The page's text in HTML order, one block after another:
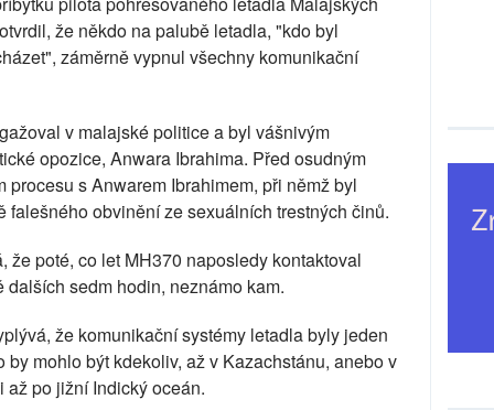
že někdo na palubě letadla, "kdo byl
záměrně vypnul všechny komunikační
v malajské politice a byl vášnivým
opozice, Anwara Ibrahima. Před osudným
s Anwarem Ibrahimem, při němž byl
obvinění ze sexuálních trestných činů.
že poté, co let MH370 naposledy kontaktoval
sedm hodin, neznámo kam.
že komunikační systémy letadla byly jeden
mohlo být kdekoliv, až v Kazachstánu, anebo v
po jižní Indický oceán.